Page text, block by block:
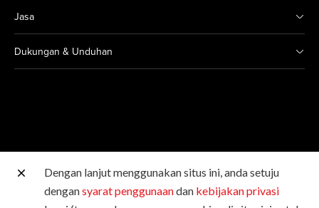
Jasa
Dukungan & Unduhan
Situs Canon lainnya
Dengan lanjut menggunakan situs ini, anda setuju
dengansyarat penggunaandan kebijakan privasi